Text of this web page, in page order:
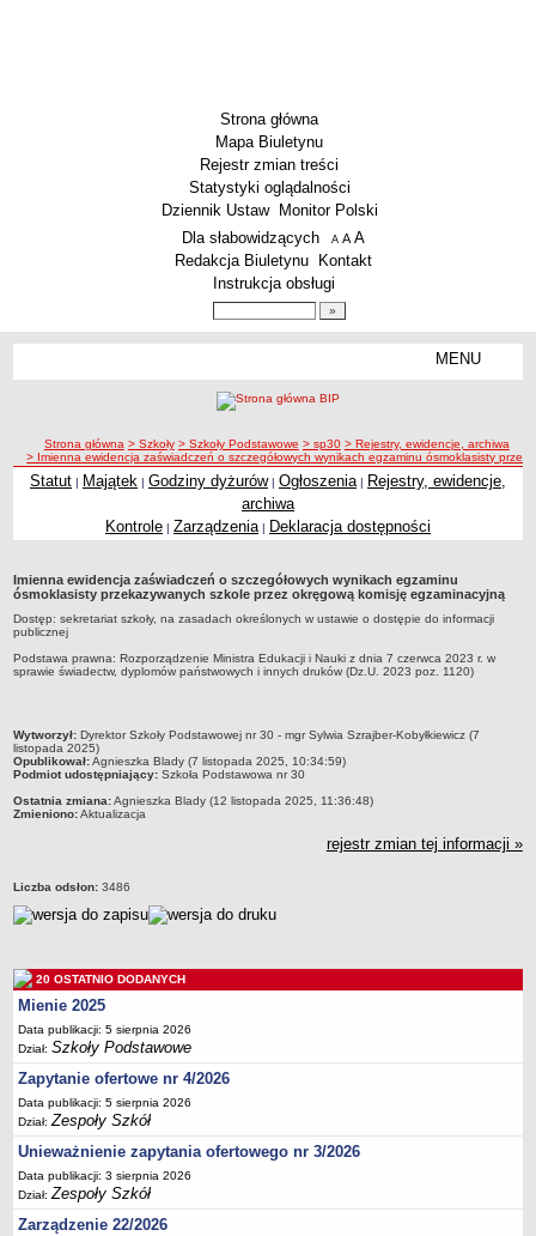
Strona główna
Mapa Biuletynu
Rejestr zmian treści
Statystyki oglądalności
Dziennik Ustaw
Monitor Polski
Menu dodatkowe
Dla słabowidzących A pomniejsz czcionkę
A standardowy rozmiar czcionki
A
Redakcja Biuletynu
Kontakt
Instrukcja obsługi
MENU
Licea
Zespoły Szkół
Techniczne Zakłady Naukowe
PRZEDSZKOLA
ARCHIWUM SZKÓŁ I PLACÓWEK
Zlikwidowane gimnazja
Wielofunkcyjna Placówka
Specjalny Ośrodek nr 1
Specjalny Ośrodek nr 5
Dane podstawowe
Godziny dyżurów
Zarządzenia
Kontrole
Rejestry, ewidencje, archiwa
Sprawozdania
Deklaracja dostępności
PORADNIE PSYCHOLOGICZNO-PEDAGOGICZNE
Zespół Poradni
BIURO FINANSÓW OŚWIATY
Dane podstawowe
Statut
ścieżka nawigacji
Strona główna > Szkoły > Szkoły Podstawowe > sp30 > Rejestry, ewidencje, archiwa
> Imienna ewidencja zaświadczeń o szczegółowych wynikach egzaminu ósmoklasisty
Statut | Majątek | Godziny dyżurów| Ogłoszenia | Rejestry, ewidencje,
archiwa
Kontrole | Zarządzenia | Deklaracja dostępności
Imienna ewidencja zaświadczeń o szczegółowych wynikach egzaminu
ósmoklasisty przekazywanych szkole przez okręgową komisję egzaminacyjną
Dostęp: sekretariat szkoły, na zasadach określonych w ustawie o dostępie do informacji
publicznej
Podstawa prawna: Rozporządzenie Ministra Edukacji i Nauki z dnia 7 czerwca 2023 r. w
sprawie świadectw, dyplomów państwowych i innych druków (Dz.U. 2023 poz. 1120)
metryczka
Wytworzył: Dyrektor Szkoły Podstawowej nr 30 - mgr Sylwia Szrajber-Kobyłkiewicz (7
listopada 2025)
Opublikował:Agnieszka Blady (7 listopada 2025, 10:34:59)
Podmiot udostępniający: Szkoła Podstawowa nr 30
Ostatnia zmiana:Agnieszka Blady (12 listopada 2025, 11:36:48)
Zmieniono:Aktualizacja
rejestr zmian tej informacji »
Liczba odsłon: 3486
20 OSTATNIO DODANYCH
Mienie 2025
Data publikacji: 5 sierpnia 2026
Dział:Szkoły Podstawowe
Zapytanie ofertowe nr 4/2026
Data publikacji: 5 sierpnia 2026
Dział:Zespoły Szkół
Unieważnienie zapytania ofertowego nr 3/2026
Data publikacji: 3 sierpnia 2026
Dział:Zespoły Szkół
Zarządzenie 22/2026